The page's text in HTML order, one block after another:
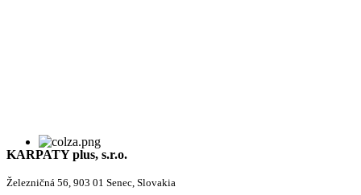
KARPATY plus, s.r.o.
Železničná 56, 903 01 Senec, Slovakia